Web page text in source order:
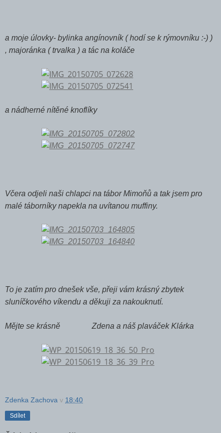
a moje úlovky- bylinka angínovník ( hodí se k rýmovníku :-) )
, majoránka ( trvalka ) a tác na koláče
a nádherné nítěné knoflíky
Včera odjeli naši chlapci na tábor Mimoňů a tak jsem pro
malé táborníky napekla na uvítanou muffiny.
To je zatím pro dnešek vše, přeji vám krásný zbytek
sluníčkového víkendu a děkuji za nakouknutí.
Mějte se krásně Zdena a náš plaváček Klárka
Zdenka Zachova v 18:40
Sdílet